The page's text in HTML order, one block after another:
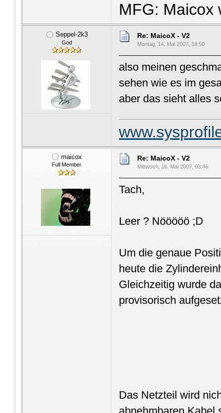
MFG: Maicox
Seppel-2k3
God
Re: MaicoX - V2
Montag, 14. Mai 2007, 18:50
also meinen
sehen wie es im
aber das sieht alles
maicox
Full Member
Re: MaicoX - V2
Mittwoch, 16. Mai 2007, 03:46
Tach,
Leer ? Nööööö ;D
Um die genaue
heute die
Gleichzeitig wurde
provisorisch
Das Netzteil wird